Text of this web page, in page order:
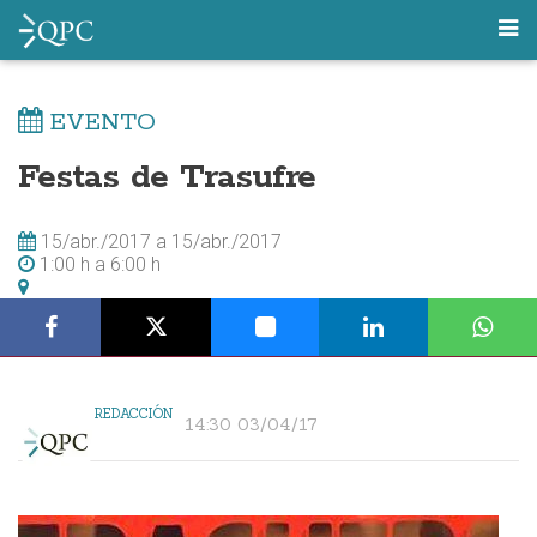
EVENTO
Festas de Trasufre
15/abr./2017 a 15/abr./2017
1:00 h a 6:00 h
REDACCIÓN 14:30 03/04/17